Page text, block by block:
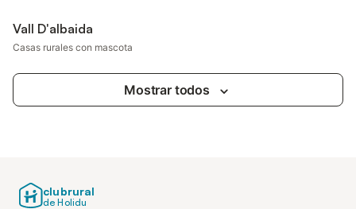
Vall D'albaida
Casas rurales con mascota
Mostrar todos
clubrural
de Holidu